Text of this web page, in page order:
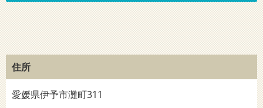
住所
愛媛県伊予市灘町311